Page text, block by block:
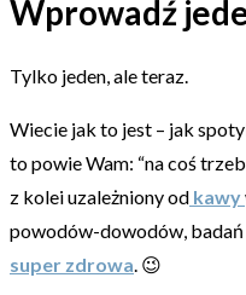
Wprowadź
Tylko jeden, ale teraz.
Wiecie jak to jest – jak
to powie Wam: “na coś
z kolei uzależniony od kawy
powodów-dowodów,
super zdrowa. 😉